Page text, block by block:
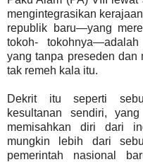
mengintegrasikan
republik baru—yang
tokoh-
yang tanpa preseden dan
tak remeh kala itu.
Dekrit itu seperti
kesultanan sendiri,
memisahkan diri dari
mungkin lebih dari
pemerintah nasional